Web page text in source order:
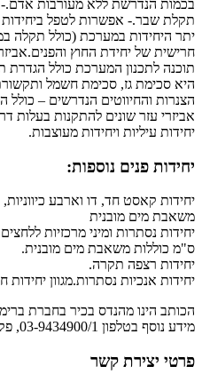
בכמות הנדרשת ללא מעורבות
תקלת שבר.- אפשרות לטפל ביחידות
יתר היחידות במערכת (כולל תקלה
חרישית של יחידת החוץ
תוכנה לתכנון המערכת כולל הגדרת
היא סכימת גז, סכימת חשמל
הצנרות והחיווטים הנדרשים –
אביזרי עזר שונים להתקנות בעלות
יחידות עיליות ויחידות מעוצבות.
יחידות פנים נוספות:
משאבת מים מובנית
ס"מ כוללות משאבת מים מובנית.
יחידות רצפה תקרה.
יחידות אנכיות נסתרות.מגוון יחידות
הכותב הינו מהנדס בכיר בחברת
מידע נוסף בטלפון 03-9434900/1, פקס: 03-9414953
פרטי יצירת קשר